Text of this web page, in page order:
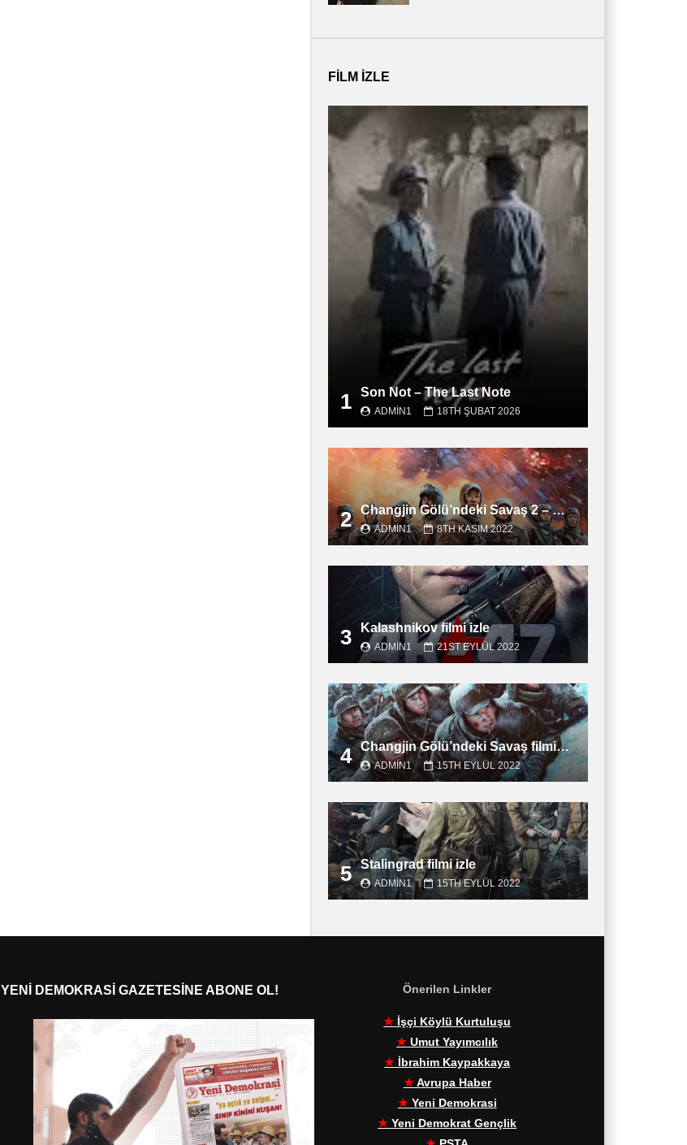
FILM IZLE
1 Son Not – The Last Note
ADMIN1 18TH ŞUBAT 2026
2 Changjin Gölü’ndeki Savaş 2 – Water Gate Bridge filmini izle
ADMIN1 8TH KASIM 2022
3 Kalashnikov filmi izle
ADMIN1 21ST EYLÜL 2022
4 Changjin Gölü’ndeki Savaş filmini izle
ADMIN1 15TH EYLÜL 2022
5 Stalingrad filmi izle
ADMIN1 15TH EYLÜL 2022
YENI DEMOKRASI GAZETESINE ABONE OL! Önerilen Linkler
★ İşçi Köylü Kurtuluşu
★ Umut Yayımcılık
★ İbrahim Kaypakkaya
★Avrupa Haber
★Yeni Demokrasi
★ Yeni Demokrat Gençlik